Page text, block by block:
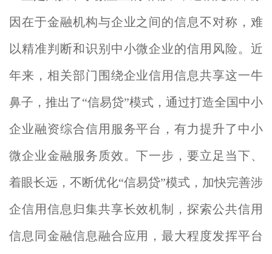
因在于金融机构与企业之间的信息不对称，难
以精准判断和识别中小微企业的信用风险。近
年来，相关部门围绕企业信用信息共享这一牛
鼻子，推出了“信易贷”模式，通过打造全国中小
企业融资综合信用服务平台，有力提升了中小
微企业金融服务质效。下一步，要立足当下、
着眼长远，不断优化“信易贷”模式，加快完善涉
企信用信息归集共享长效机制，探索公共信用
信息同金融信息融合应用，最大程度发挥平台